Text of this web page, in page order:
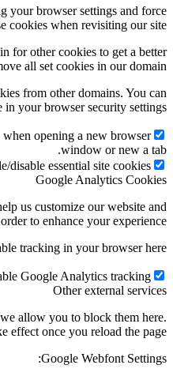
your browser settings and force
cookies when revisiting our site.
for other cookies to get a better
all set cookies in our domain.
from other domains. You can
in your browser security settings.
opening a new browser
window or new a tab.
disable essential site cookies.
Google Analytics Cookies
us customize our website and
to enhance your experience.
tracking in your browser here:
Google Analytics tracking.
Other external services
allow you to block them here.
effect once you reload the page.
Google Webfont Settings: